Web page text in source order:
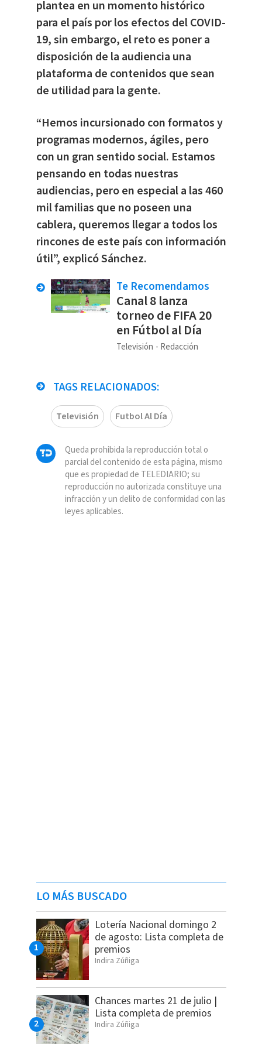
plantea en un momento histórico
para el país por los efectos del COVID-
19, sin embargo, el reto es poner a
disposición de la audiencia una
plataforma de contenidos que sean
de utilidad para la gente.
“Hemos incursionado con formatos y
programas modernos, ágiles, pero
con un gran sentido social. Estamos
pensando en todas nuestras
audiencias, pero en especial a las 460
mil familias que no poseen una
cablera, queremos llegar a todos los
rincones de este país con información
útil”, explicó Sánchez.
Te Recomendamos
Canal 8 lanza
torneo de FIFA 20
en Fútbol al Día
Televisión Redacción
TAGS RELACIONADOS:
Televisión Futbol Al Día
Queda prohibida la reproducción total o
parcial del contenido de esta página, mismo
que es propiedad de TELEDIARIO; su
reproducción no autorizada constituye una
infracción y un delito de conformidad con las
leyes aplicables.
LO MÁS BUSCADO
Lotería Nacional domingo 2
de agosto: Lista completa de
premios
Indira Zúñiga
Chances martes 21 de julio |
Lista completa de premios
Indira Zúñiga